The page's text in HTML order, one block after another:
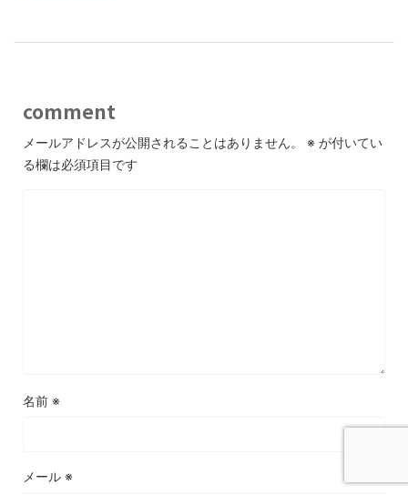
comment
メールアドレスが公開されることはありません。 ※ が付いてい
る欄は必須項目です
名前 ※
メール ※